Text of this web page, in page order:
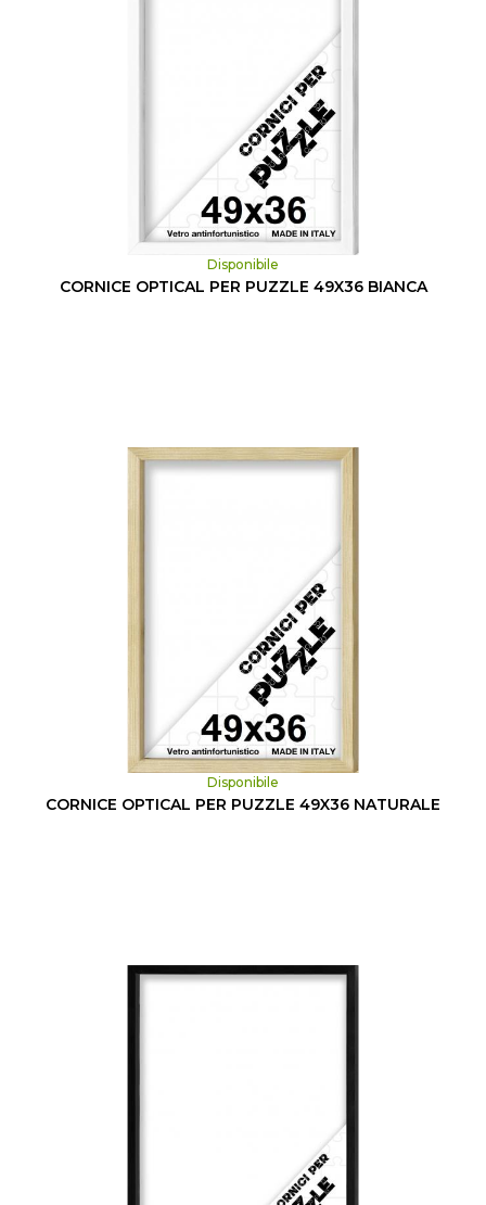
Disponibile
CORNICE OPTICAL PER PUZZLE 49X36 BIANCA
Disponibile
CORNICE OPTICAL PER PUZZLE 49X36 NATURALE